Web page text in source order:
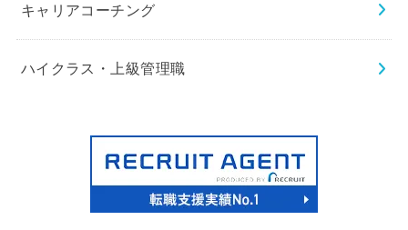
キャリアコーチング
ハイクラス・上級管理職